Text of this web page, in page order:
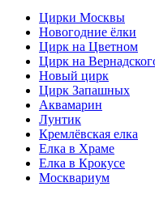
Цирки Москвы
Новогодние ёлки
Цирк на Цветном
Цирк на
Новый цирк
Цирк Запашных
Аквамарин
Лунтик
Кремлёвская елка
Елка в Храме
Елка в Крокусе
Москвариум